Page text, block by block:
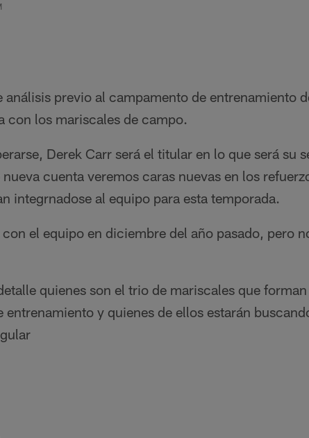
análisis previo al campamento de entrenamiento
con los mariscales de campo.
Derek Carr será el titular en lo que será su
cuenta veremos caras nuevas en los
integrnadose al equipo para esta temporada.
el equipo en diciembre del año pasado, pero
quienes son el trio de mariscales que
entrenamiento y quienes de ellos estarán